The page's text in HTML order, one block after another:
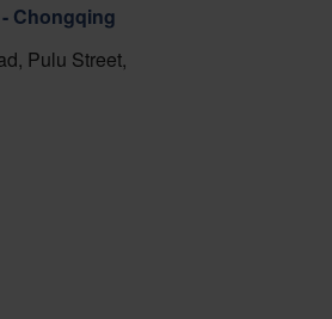
Chongqing
Pulu Street,